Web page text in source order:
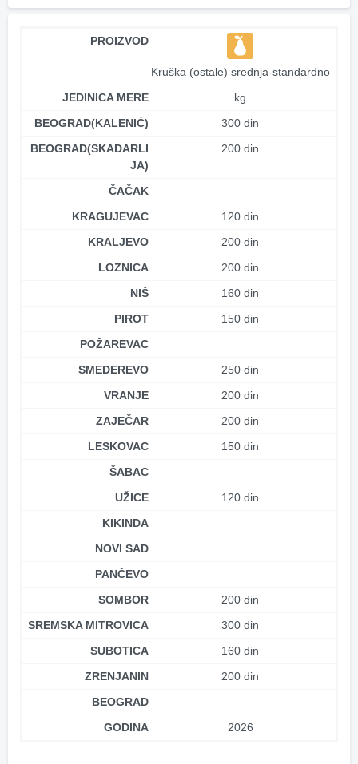
PROIZVOD
Kruška (ostale) srednja-standardno
JEDINICA MERE
kg
BEOGRAD(KALENIĆ)
300 din
BEOGRAD(SKADARLI
JA)
200 din
ČAČAK
KRAGUJEVAC
120 din
KRALJEVO
200 din
LOZNICA
200 din
NIŠ
160 din
PIROT
150 din
POŽAREVAC
SMEDEREVO
250 din
VRANJE
200 din
ZAJEČAR
200 din
LESKOVAC
150 din
ŠABAC
UŽICE
120 din
KIKINDA
NOVI SAD
PANČEVO
SOMBOR
200 din
SREMSKA MITROVICA
300 din
SUBOTICA
160 din
ZRENJANIN
200 din
BEOGRAD
GODINA
2026